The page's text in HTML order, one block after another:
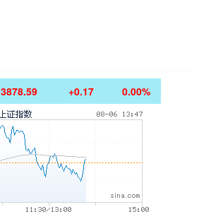
3878.59 +0.17 0.00%